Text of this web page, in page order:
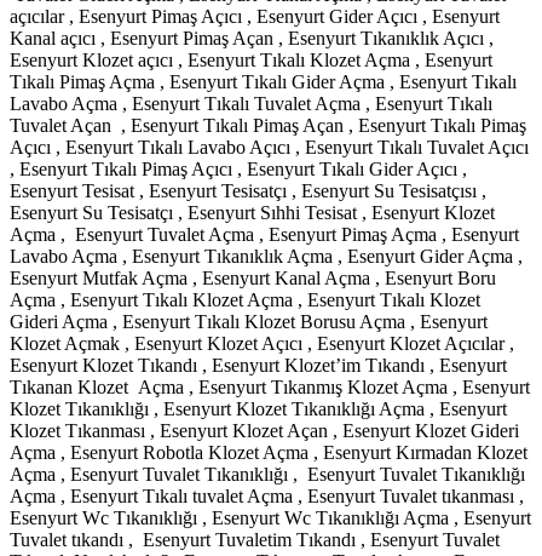
açıcılar , Esenyurt Pimaş Açıcı , Esenyurt Gider Açıcı , Esenyurt
Kanal açıcı , Esenyurt Pimaş Açan , Esenyurt Tıkanıklık Açıcı ,
Esenyurt Klozet açıcı , Esenyurt Tıkalı Klozet Açma , Esenyurt
Tıkalı Pimaş Açma , Esenyurt Tıkalı Gider Açma , Esenyurt Tıkalı
Lavabo Açma , Esenyurt Tıkalı Tuvalet Açma , Esenyurt Tıkalı
Tuvalet Açan , Esenyurt Tıkalı Pimaş Açan , Esenyurt Tıkalı Pimaş
Açıcı , Esenyurt Tıkalı Lavabo Açıcı , Esenyurt Tıkalı Tuvalet Açıcı
, Esenyurt Tıkalı Pimaş Açıcı , Esenyurt Tıkalı Gider Açıcı ,
Esenyurt Tesisat , Esenyurt Tesisatçı , Esenyurt Su Tesisatçısı ,
Esenyurt Su Tesisatçı , Esenyurt Sıhhi Tesisat , Esenyurt Klozet
Açma , Esenyurt Tuvalet Açma , Esenyurt Pimaş Açma , Esenyurt
Lavabo Açma , Esenyurt Tıkanıklık Açma , Esenyurt Gider Açma ,
Esenyurt Mutfak Açma , Esenyurt Kanal Açma , Esenyurt Boru
Açma , Esenyurt Tıkalı Klozet Açma , Esenyurt Tıkalı Klozet
Gideri Açma , Esenyurt Tıkalı Klozet Borusu Açma , Esenyurt
Klozet Açmak , Esenyurt Klozet Açıcı , Esenyurt Klozet Açıcılar ,
Esenyurt Klozet Tıkandı , Esenyurt Klozet’im Tıkandı , Esenyurt
Tıkanan Klozet Açma , Esenyurt Tıkanmış Klozet Açma , Esenyurt
Klozet Tıkanıklığı , Esenyurt Klozet Tıkanıklığı Açma , Esenyurt
Klozet Tıkanması , Esenyurt Klozet Açan , Esenyurt Klozet Gideri
Açma , Esenyurt Robotla Klozet Açma , Esenyurt Kırmadan Klozet
Açma , Esenyurt Tuvalet Tıkanıklığı , Esenyurt Tuvalet Tıkanıklığı
Açma , Esenyurt Tıkalı tuvalet Açma , Esenyurt Tuvalet tıkanması ,
Esenyurt Wc Tıkanıklığı , Esenyurt Wc Tıkanıklığı Açma , Esenyurt
Tuvalet tıkandı , Esenyurt Tuvaletim Tıkandı , Esenyurt Tuvalet